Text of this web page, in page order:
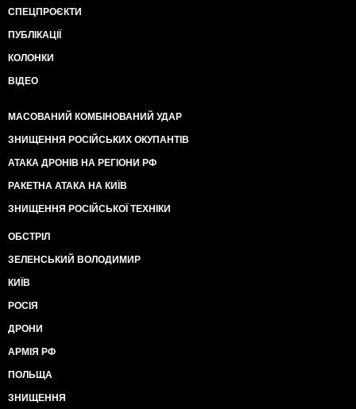
СПЕЦПРОЄКТИ
ПУБЛІКАЦІЇ
КОЛОНКИ
ВІДЕО
МАСОВАНИЙ КОМБІНОВАНИЙ УДАР
ЗНИЩЕННЯ РОСІЙСЬКИХ ОКУПАНТІВ
АТАКА ДРОНІВ НА РЕГІОНИ РФ
РАКЕТНА АТАКА НА КИЇВ
ЗНИЩЕННЯ РОСІЙСЬКОЇ ТЕХНІКИ
ОБСТРІЛ
ЗЕЛЕНСЬКИЙ ВОЛОДИМИР
КИЇВ
РОСІЯ
ДРОНИ
АРМІЯ РФ
ПОЛЬЩА
ЗНИЩЕННЯ